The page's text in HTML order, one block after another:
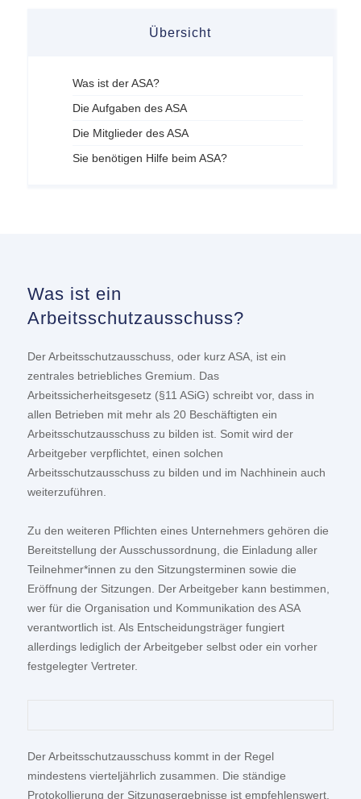
Übersicht
Was ist der ASA?
Die Aufgaben des ASA
Die Mitglieder des ASA
Sie benötigen Hilfe beim ASA?
Was ist ein
Arbeitsschutzausschuss?
Der Arbeitsschutzausschuss, oder kurz ASA, ist ein
zentrales betriebliches Gremium. Das
Arbeitssicherheitsgesetz (§11 ASiG) schreibt vor, dass in
allen Betrieben mit mehr als 20 Beschäftigten ein
Arbeitsschutzausschuss zu bilden ist. Somit wird der
Arbeitgeber verpflichtet, einen solchen
Arbeitsschutzausschuss zu bilden und im Nachhinein auch
weiterzuführen.
Zu den weiteren Pflichten eines Unternehmers gehören die
Bereitstellung der Ausschussordnung, die Einladung aller
Teilnehmer*innen zu den Sitzungsterminen sowie die
Eröffnung der Sitzungen. Der Arbeitgeber kann bestimmen,
wer für die Organisation und Kommunikation des ASA
verantwortlich ist. Als Entscheidungsträger fungiert
allerdings lediglich der Arbeitgeber selbst oder ein vorher
festgelegter Vertreter.
Der Arbeitsschutzausschuss kommt in der Regel
mindestens vierteljährlich zusammen. Die ständige
Protokollierung der Sitzungsergebnisse ist empfehlenswert.